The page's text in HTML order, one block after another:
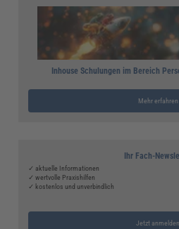
Inhouse Schulungen im Bereich
Mehr erfahren
Ihr Fach-
✓ aktuelle Informationen
✓ wertvolle Praxishilfen
✓ kostenlos und unverbindlich
Jetzt anmelden